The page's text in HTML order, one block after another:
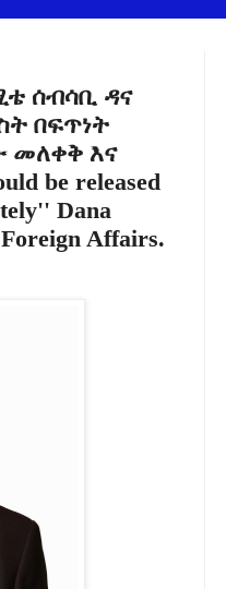
ሰብሳቢ ዳና
በፍጥነት
መለቀቅ እና
be released
Dana
Affairs.